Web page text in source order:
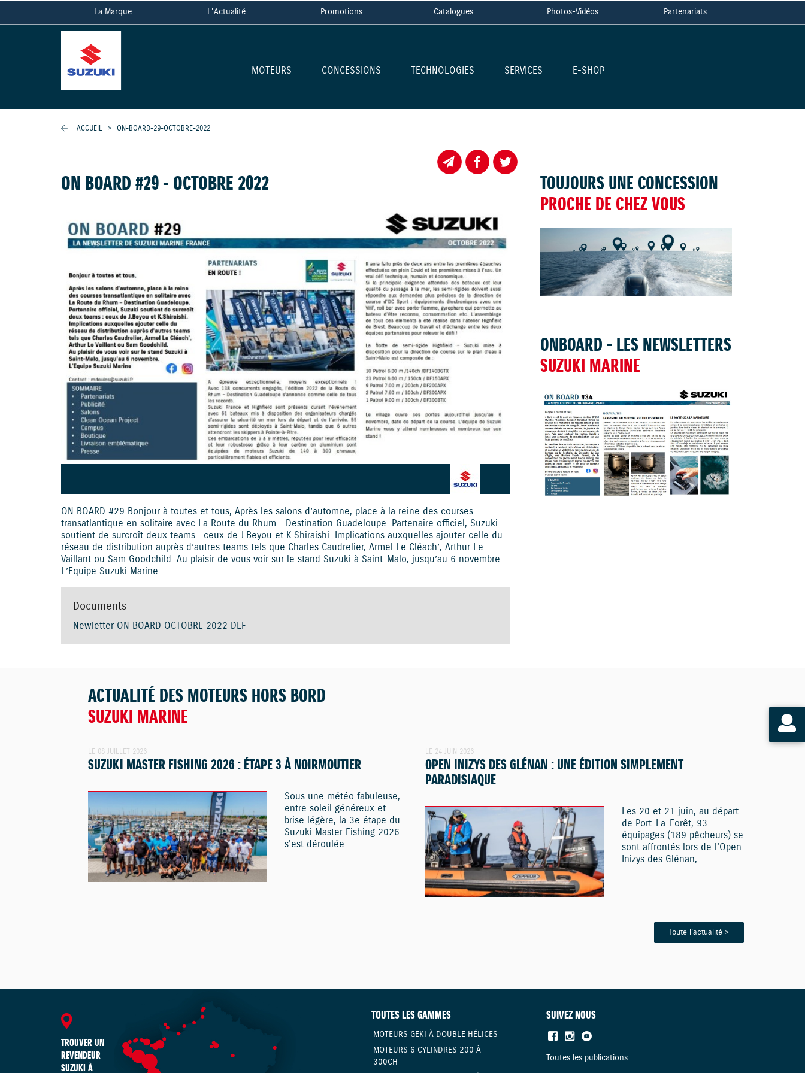
La Marque L'Actualité Promotions Catalogues Photos-Vidéos Partenariats
MOTEURS CONCESSIONS TECHNOLOGIES SERVICES E-SHOP
ACCUEIL > ON-BOARD-29-OCTOBRE-2022
ON BOARD #29 - OCTOBRE 2022
ON BOARD #29 Bonjour à toutes et tous, Après les salons d’automne, place à la reine des courses
transatlantique en solitaire avec La Route du Rhum – Destination Guadeloupe. Partenaire officiel, Suzuki
soutient de surcroît deux teams : ceux de J.Beyou et K.Shiraishi. Implications auxquelles ajouter celle du
réseau de distribution auprès d’autres teams tels que Charles Caudrelier, Armel Le Cléach’, Arthur Le
Vaillant ou Sam Goodchild. Au plaisir de vous voir sur le stand Suzuki à Saint-Malo, jusqu’au 6 novembre.
L’Equipe Suzuki Marine
Documents
Newletter ON BOARD OCTOBRE 2022 DEF
TOUJOURS UNE CONCESSION
PROCHE DE CHEZ VOUS
ONBOARD - LES NEWSLETTERS
SUZUKI MARINE
ACTUALITÉ DES MOTEURS HORS BORD
SUZUKI MARINE
LE 08 JUILLET 2026
SUZUKI MASTER FISHING 2026 : ÉTAPE 3 À NOIRMOUTIER
Sous une météo fabuleuse,
entre soleil généreux et
brise légère, la 3e étape du
Suzuki Master Fishing 2026
s'est déroulée...
LE 24 JUIN 2026
OPEN INIZYS DES GLÉNAN : UNE ÉDITION SIMPLEMENT
PARADISIAQUE
Les 20 et 21 juin, au départ
de Port-La-Forêt, 93
équipages (189 pêcheurs) se
sont affrontés lors de l'Open
Inizys des Glénan,...
Toute l'actualité >
TROUVER UN
REVENDEUR
SUZUKI À
TOUTES LES GAMMES
MOTEURS GEKI À DOUBLE HÉLICES
MOTEURS 6 CYLINDRES 200 À
300CH
SUIVEZ NOUS
Toutes les publications